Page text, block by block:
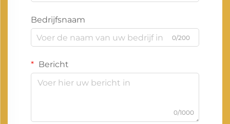
Bedrijfsnaam
0/200
Bericht
0/1000